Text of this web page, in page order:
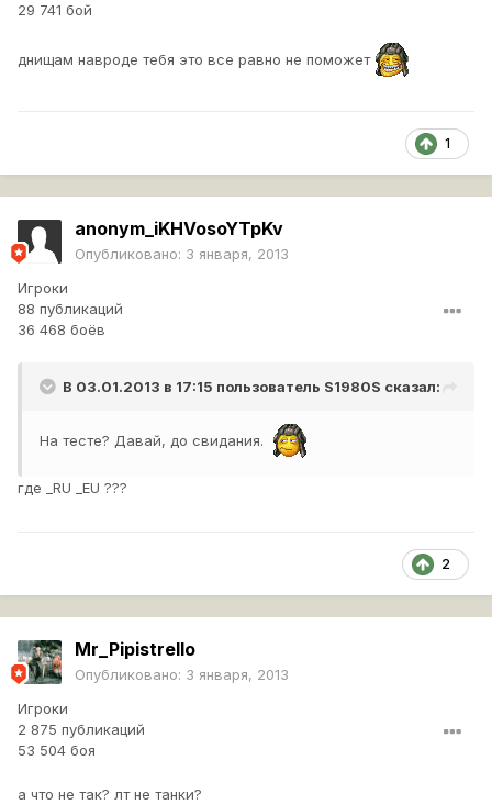
29 741 бой
днищам навроде тебя это все равно не поможет
1
anonym_iKHVosoYTpKv
Опубликовано: 3 января, 2013
Игроки
88 публикаций
36 468 боёв
В 03.01.2013 в 17:15 пользователь S1980S сказал:
На тесте? Давай, до свидания.
где _RU _EU ???
2
Mr_Pipistrello
Опубликовано: 3 января, 2013
Игроки
2 875 публикаций
53 504 боя
а что не так? лт не танки?